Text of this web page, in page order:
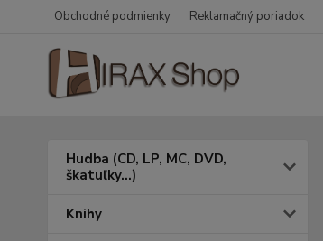
Obchodné podmienky Reklamačný poriadok
Hudba (CD, LP, MC, DVD,
škatuľky...)
Knihy